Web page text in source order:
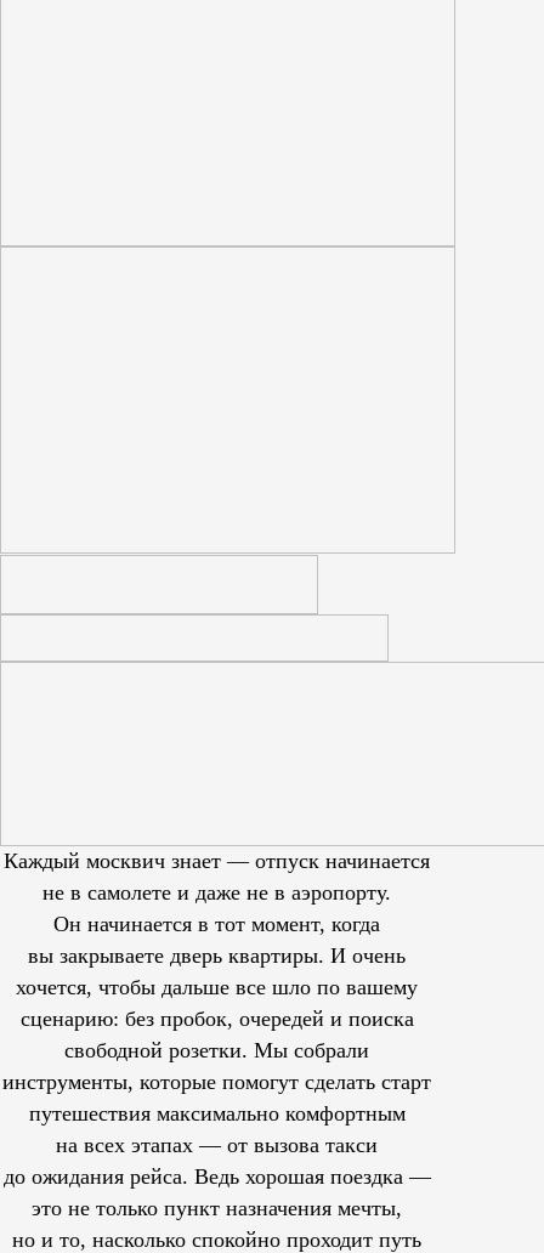
Каждый москвич знает — отпуск начинается
не в самолете и даже не в аэропорту.
Он начинается в тот момент, когда
вы закрываете дверь квартиры. И очень
хочется, чтобы дальше все шло по вашему
сценарию: без пробок, очередей и поиска
свободной розетки. Мы собрали
инструменты, которые помогут сделать старт
путешествия максимально комфортным
на всех этапах — от вызова такси
до ожидания рейса. Ведь хорошая поездка —
это не только пункт назначения мечты,
но и то, насколько спокойно проходит путь